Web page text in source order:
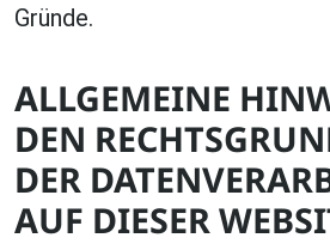
Gründe.
ALLGEMEINE
DEN
DER
AUF DIESER